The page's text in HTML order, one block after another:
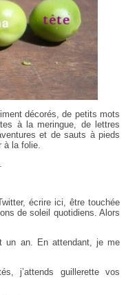
décorés, de petits mots
à la meringue, de lettres
et de sauts à pieds
à la folie.
écrire ici, être touchée
de soleil quotidiens. Alors
un an. En attendant, je me
j’attends guillerette vos